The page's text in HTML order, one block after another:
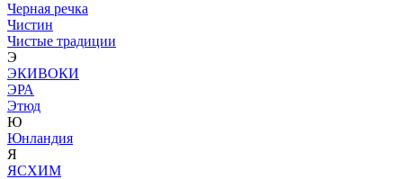
Черная речка
Чистин
Чистые традиции
Э
ЭКИВОКИ
ЭРА
Этюд
Ю
Юнландия
Я
ЯСХИМ